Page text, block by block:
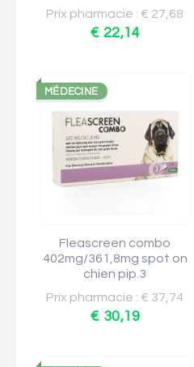
Prix pharmacie : € 27,68
€ 22,14
MÉDECINE
Fleascreen combo
402mg/361,8mg spot on
chien pip.3
Prix pharmacie : € 37,74
€ 30,19